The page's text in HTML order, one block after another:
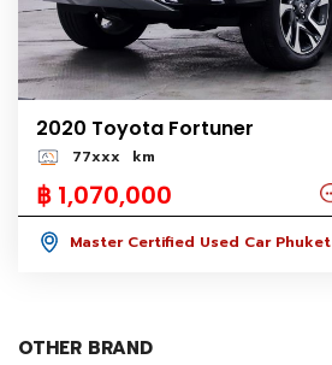
2020 Toyota Fortuner
77xxx km
฿ 1,070,000
Master Certified Used Car Phuket
OTHER BRAND